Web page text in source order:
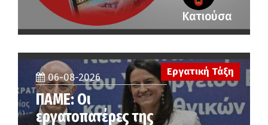
Κατιούσα
06-08-2026
ΠΑΜΕ: Οι
εργατοπατέρες της
Εργατική Τάξη